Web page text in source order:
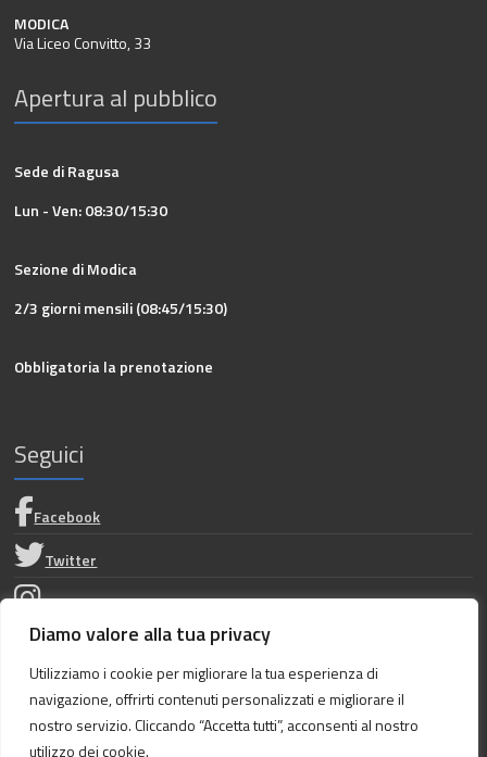
Diamo valore alla tua privacy
Utilizziamo i cookie per migliorare la tua esperienza di
navigazione, offrirti contenuti personalizzati e migliorare il
nostro servizio. Cliccando “Accetta tutti”, acconsenti al nostro
utilizzo dei cookie.
MODICA
Via Liceo Convitto, 33
Apertura al pubblico
Sede di Ragusa
Lun - Ven: 08:30/15:30
Sezione di Modica
2/3 giorni mensili (08:45/15:30)
Obbligatoria la prenotazione
Seguici
Facebook
Twitter
Instagram
Dichiarazione di accessibilità